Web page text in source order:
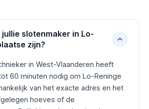
jullie slotenmaker in Lo-
zijn?
in West-Vlaanderen heeft
60 minuten nodig om Lo-Reninge
van het exacte adres en het
hoeves of de